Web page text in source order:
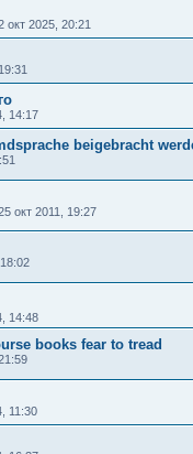
окт 2025, 20:21
14:17
beigebracht
окт 2011, 19:27
14:48
books fear to tread
11:30